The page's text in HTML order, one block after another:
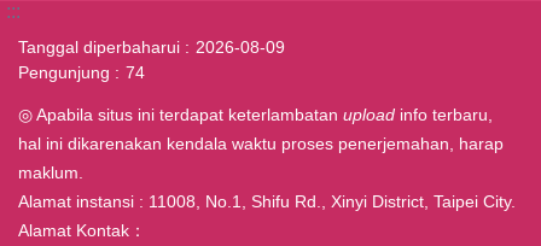
:::
Tanggal diperbaharui
2026-08-09
Pengunjung
74
◎ Apabila situs ini terdapat keterlambatan upload info terbaru,
hal ini dikarenakan kendala waktu proses penerjemahan, harap
maklum.
Alamat instansi : 11008, No.1, Shifu Rd., Xinyi District, Taipei City.
Alamat Kontak：